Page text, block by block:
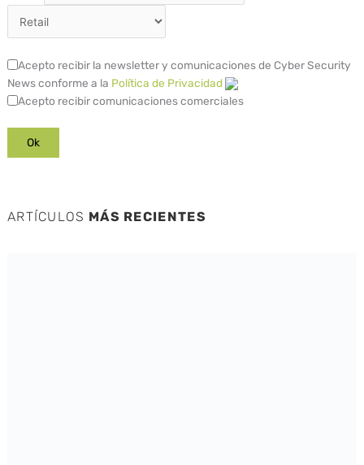
Acepto recibir la newsletter y comunicaciones de Cyber Security
News conforme a la Política de Privacidad
Acepto recibir comunicaciones comerciales
ARTÍCULOS MÁS RECIENTES